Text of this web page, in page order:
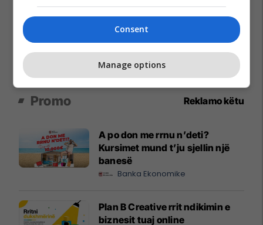
Promo Reklamo këtu
A po don me rrnu n’deti?
Kursimet mund t’ju sjellin një
banesë
Banka Ekonomike
Plan B Creative rrit ndikimin e
biznesit tuaj online
Consent
Manage options